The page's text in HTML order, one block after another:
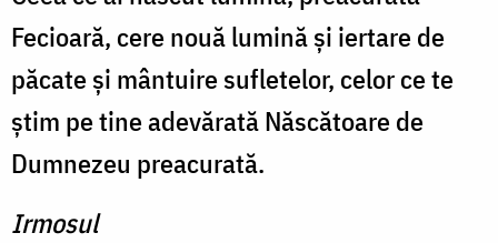
Fecioară, cere nouă lumină şi iertare de
păcate şi mântuire sufletelor, celor ce te
ştim pe tine adevărată Născătoare de
Dumnezeu preacurată.
Irmosul